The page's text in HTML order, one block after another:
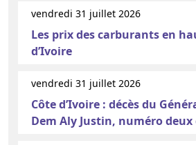
vendredi 31 juillet 2026
Les prix des carburants en
d’Ivoire
vendredi 31 juillet 2026
Côte d’Ivoire : décès du
Dem Aly Justin, numéro deux